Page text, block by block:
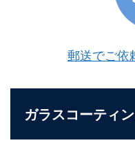
郵送でご依
ガラスコーティ